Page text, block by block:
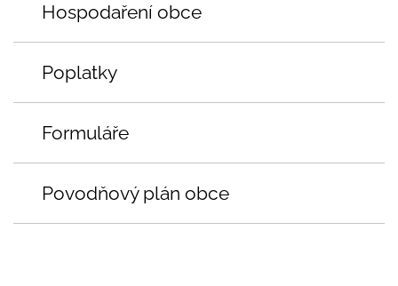
Hospodaření obce
Poplatky
Formuláře
Povodňový plán obce